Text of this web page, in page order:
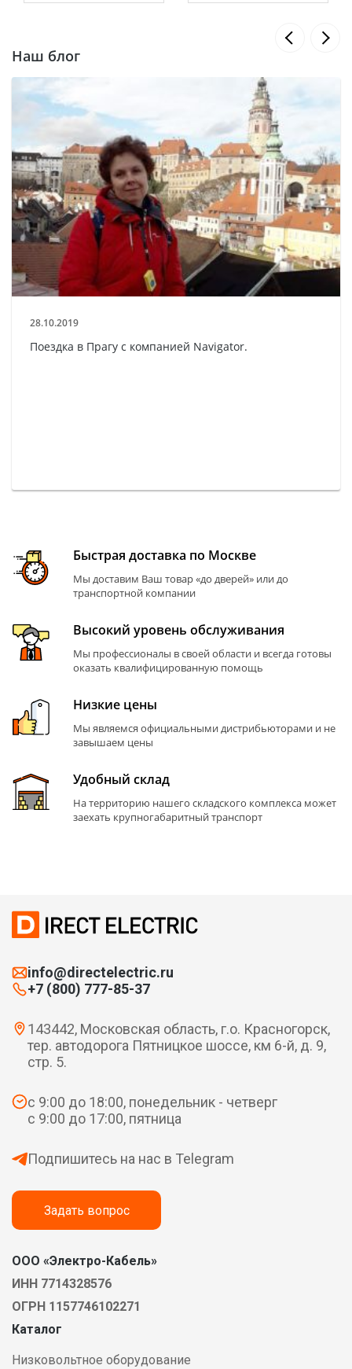
Наш блог
28.10.2019
Поездка в Прагу с компанией Navigator.
Быстрая доставка по Москве
Мы доставим Ваш товар «до дверей» или до
транспортной компании
Высокий уровень обслуживания
Мы профессионалы в своей области и всегда готовы
оказать квалифицированную помощь
Низкие цены
Мы являемся официальными дистрибьюторами и не
завышаем цены
Удобный склад
На территорию нашего складского комплекса может
заехать крупногабаритный транспорт
info@directelectric.ru
+7 (800) 777-85-37
143442, Московская область, г.о. Красногорск,
тер. автодорога Пятницкое шоссе, км 6-й, д. 9,
стр. 5.
с 9:00 до 18:00, понедельник - четверг
с 9:00 до 17:00, пятница
Подпишитесь на нас в Telegram
Задать вопрос
ООО «Электро-Кабель»
ИНН 7714328576
ОГРН 1157746102271
Каталог
Низковольтное оборудование